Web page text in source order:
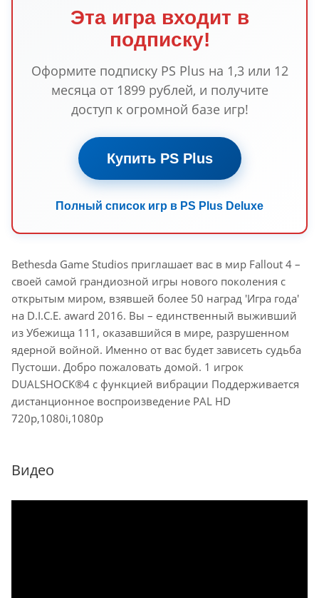
Эта игра входит в
подписку!
Оформите подписку PS Plus на 1,3 или 12
месяца от 1899 рублей, и получите
доступ к огромной базе игр!
Купить PS Plus
Полный список игр в PS Plus Deluxe
Bethesda Game Studios приглашает вас в мир Fallout 4 –
своей самой грандиозной игры нового поколения с
открытым миром, взявшей более 50 наград 'Игра года'
на D.I.C.E. award 2016. Вы – единственный выживший
из Убежища 111, оказавшийся в мире, разрушенном
ядерной войной. Именно от вас будет зависеть судьба
Пустоши. Добро пожаловать домой. 1 игрок
DUALSHOCK®4 с функцией вибрации Поддерживается
дистанционное воспроизведение PAL HD
720p,1080i,1080p
Видео